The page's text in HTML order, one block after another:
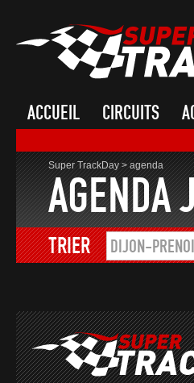
ACCUEIL CIRCUITS
Super TrackDay>agenda
AGENDA
TRIER DIJON-